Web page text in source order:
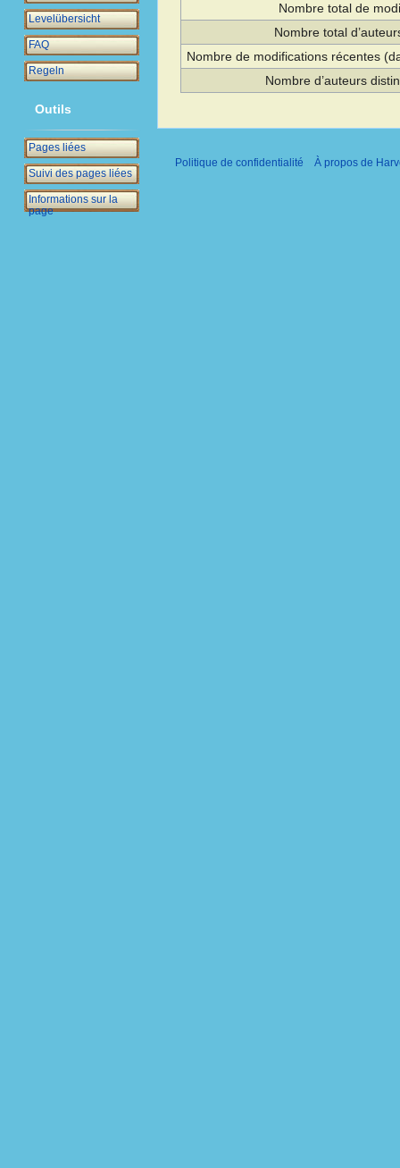
Nombre total de
Nombre total
Nombre de modifications récentes
Nombre d’auteurs
Levelübersicht
FAQ
Regeln
Outils
Pages liées
Suivi des pages liées
Informations sur la
page
Politique de confidentialité À propos de